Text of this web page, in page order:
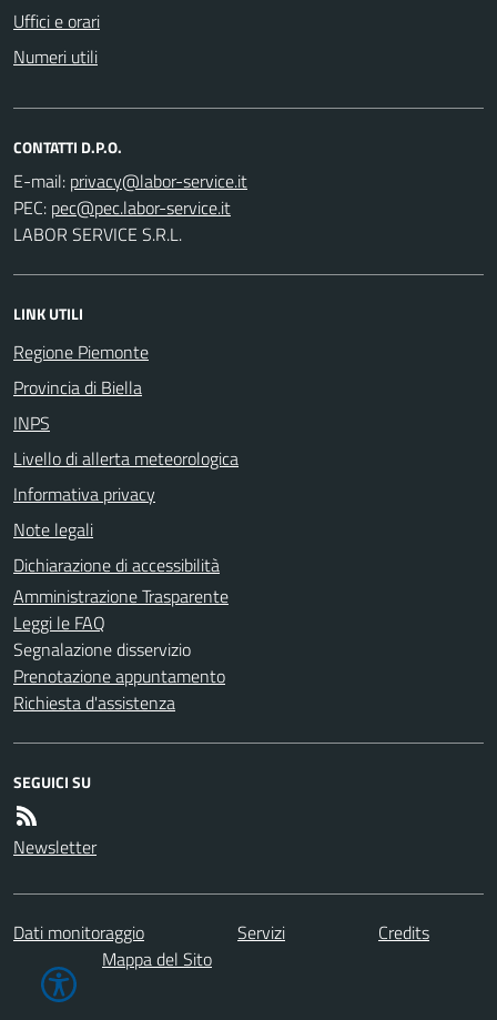
Uffici e orari
Numeri utili
CONTATTI D.P.O.
E-mail:
PEC:
LABOR SERVICE S.R.L.
LINK UTILI
Regione Piemonte
Provincia di Biella
INPS
Livello di allerta meteorologica
Informativa privacy
Note legali
Dichiarazione di accessibilità
Amministrazione Trasparente
Leggi le FAQ
Segnalazione disservizio
Prenotazione appuntamento
Richiesta d'assistenza
SEGUICI SU
Newsletter
Dati monitoraggio Servizi
Credits
Mappa del Sito